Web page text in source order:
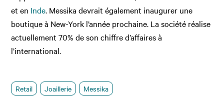
et en Inde. Messika devrait également inaugurer une
boutique à New-York l’année prochaine. La société réalise
actuellement 70% de son chiffre d’affaires à
l’international.
Retail Joaillerie Messika